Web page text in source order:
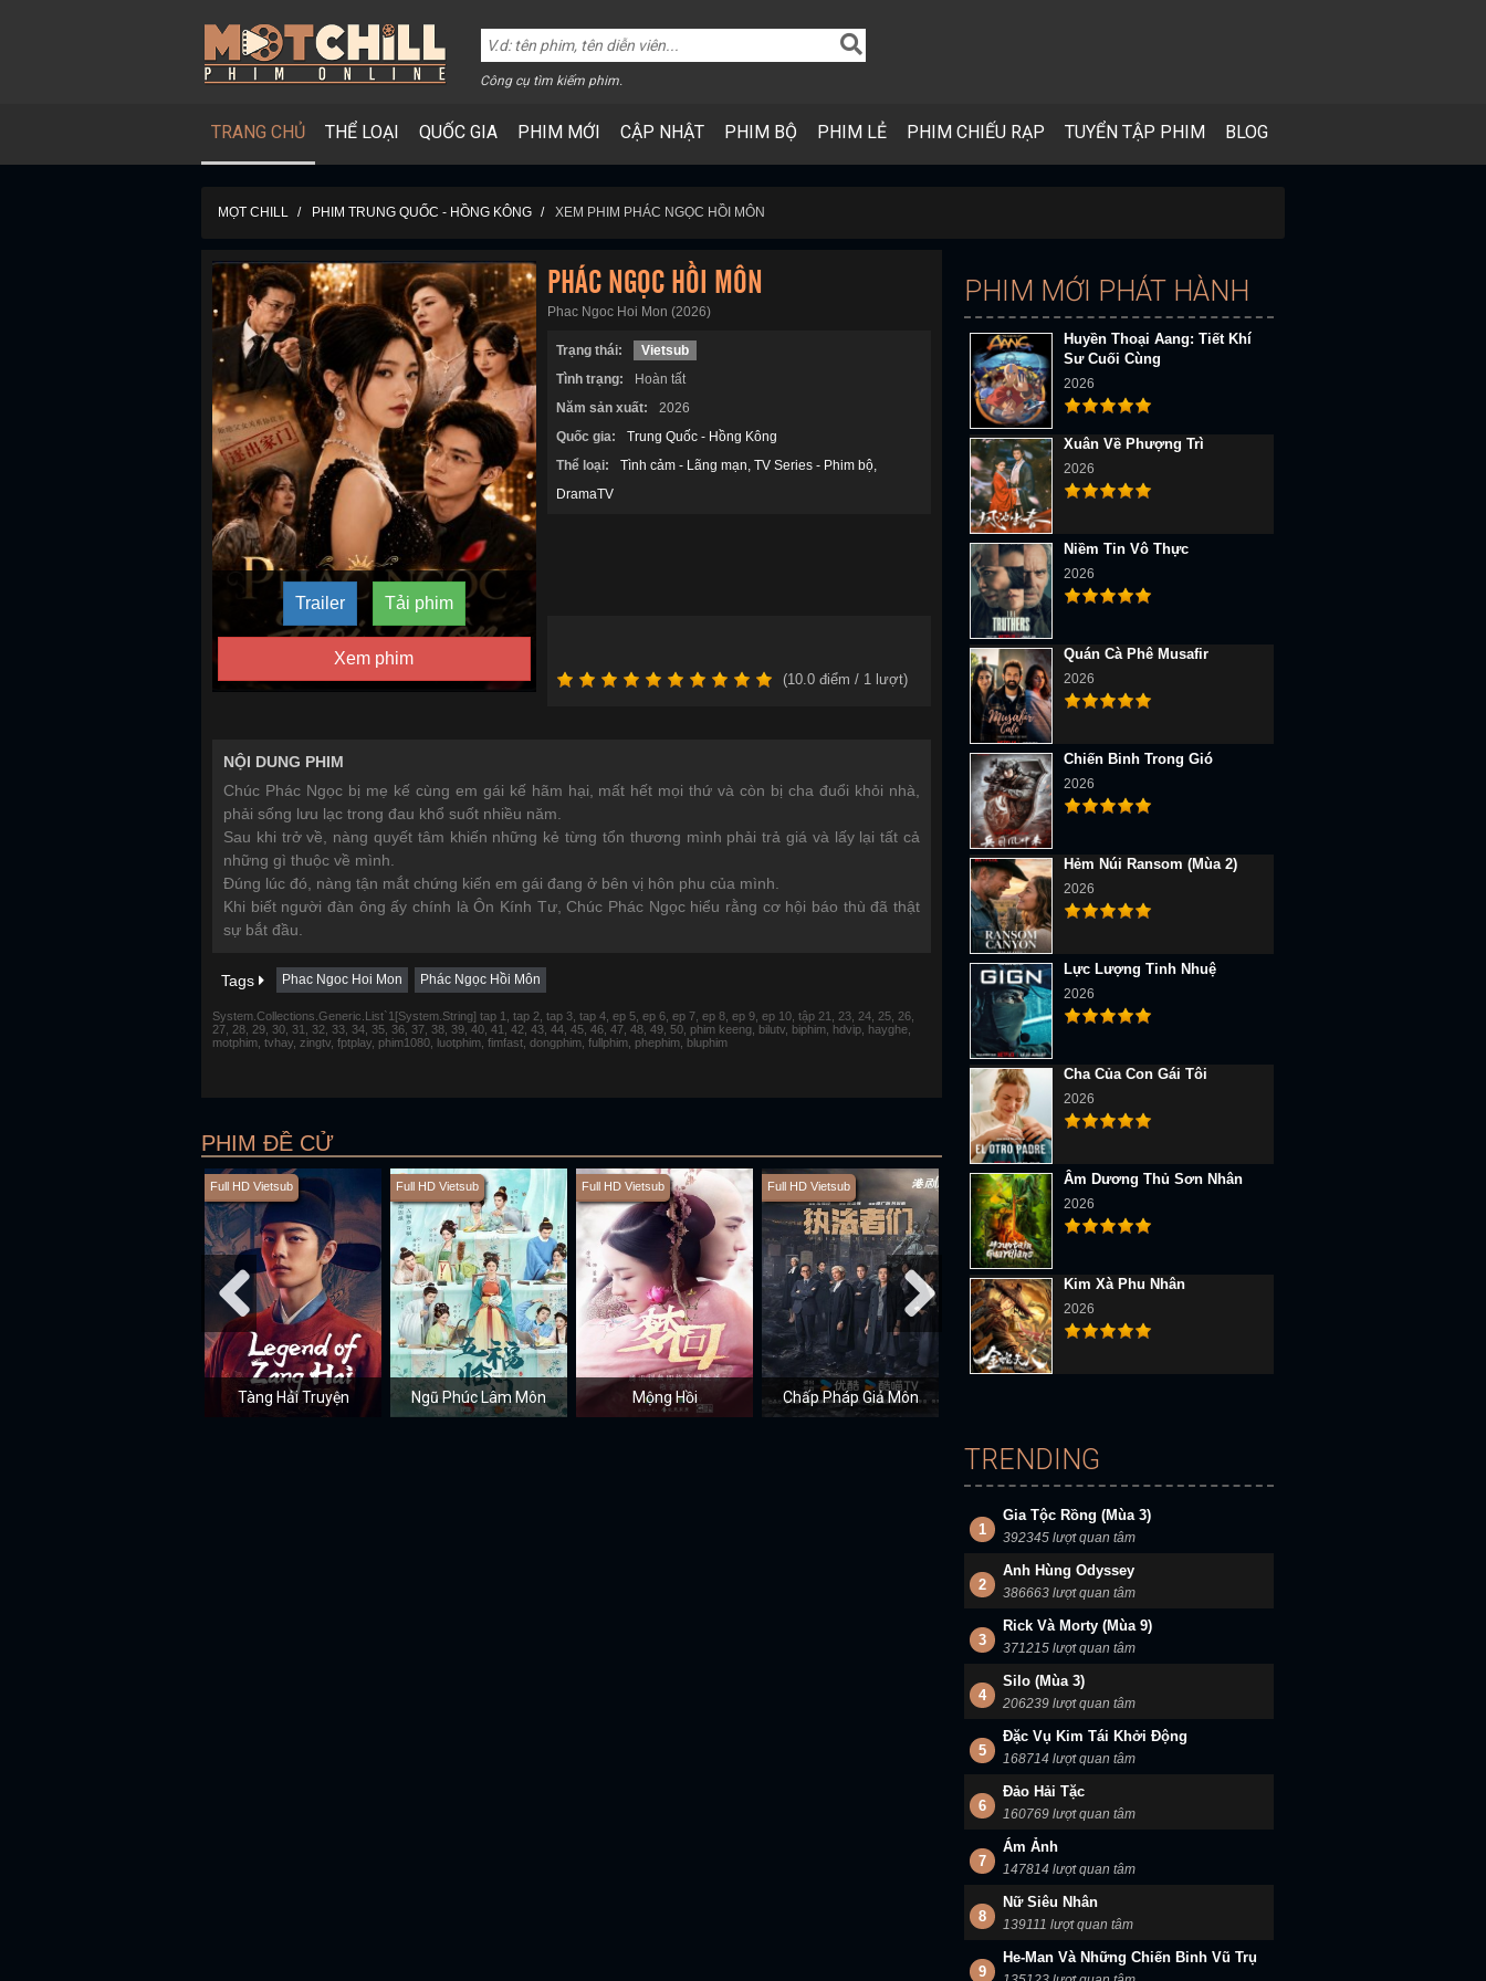
Công cụ tìm kiếm phim.
TRANG CHỦ THỂ LOẠI QUỐC GIA PHIM MỚI CẬP NHẬT PHIM BỘ PHIM LẺ PHIM CHIẾU RẠP TUYỂN TẬP PHIM BLOG
MỌT CHILL PHIM TRUNG QUỐC - HỒNG KÔNG XEM PHIM PHÁC NGỌC HỒI MÔN
Trailer Tải phim
Xem phim
PHÁC NGỌC HỒI MÔN
Phac Ngoc Hoi Mon (2026)
Trạng thái:
Vietsub
Tình trạng:
Hoàn tất
Năm sản xuất:
2026
Quốc gia:
Trung Quốc - Hồng Kông
Thể loại:
Tình cảm - Lãng mạn TV Series - Phim bộ
DramaTV
(10.0điểm / 1lượt)
NỘI DUNG PHIM
Chúc Phác Ngọc bị mẹ kế cùng em gái kế hãm hại, mất hết mọi thứ và còn bị cha đuổi khỏi nhà,
phải sống lưu lạc trong đau khổ suốt nhiều năm.
Sau khi trở về, nàng quyết tâm khiến những kẻ từng tổn thương mình phải trả giá và lấy lại tất cả
những gì thuộc về mình.
Đúng lúc đó, nàng tận mắt chứng kiến em gái đang ở bên vị hôn phu của mình.
Khi biết người đàn ông ấy chính là Ôn Kính Tư, Chúc Phác Ngọc hiểu rằng cơ hội báo thù đã thật
sự bắt đầu.
Tags Phac Ngoc Hoi Mon Phác Ngọc Hồi Môn
System.Collections.Generic.List`1[System.String] tap 1, tap 2, tap 3, tap 4, ep 5, ep 6, ep 7, ep 8, ep 9, ep 10, tập 21, 23, 24, 25, 26,
27, 28, 29, 30, 31, 32, 33, 34, 35, 36, 37, 38, 39, 40, 41, 42, 43, 44, 45, 46, 47, 48, 49, 50, phim keeng, bilutv, biphim, hdvip, hayghe,
motphim, tvhay, zingtv, fptplay, phim1080, luotphim, fimfast, dongphim, fullphim, phephim, bluphim
PHIM ĐỀ CỬ
Full HD Vietsub
Tàng Hải Truyện
Full HD Vietsub
Ngũ Phúc Lâm Môn
Full HD Vietsub
Mộng Hồi
Full HD Vietsub
Chấp Pháp Giả Môn
Full HD Vietsub Full HD Vietsub
PHIM MỚI PHÁT HÀNH
Huyền Thoại Aang: Tiết Khí
Sư Cuối Cùng
2026
Xuân Về Phượng Trì
2026
Niềm Tin Vô Thực
2026
Quán Cà Phê Musafir
2026
Chiến Binh Trong Gió
2026
Hẻm Núi Ransom (Mùa 2)
2026
Lực Lượng Tinh Nhuệ
2026
Cha Của Con Gái Tôi
2026
Âm Dương Thủ Sơn Nhân
2026
Kim Xà Phu Nhân
2026
TRENDING
1
Gia Tộc Rồng (Mùa 3)
392345 lượt quan tâm
2
Anh Hùng Odyssey
386663 lượt quan tâm
3
Rick Và Morty (Mùa 9)
371215 lượt quan tâm
4
Silo (Mùa 3)
206239 lượt quan tâm
5
Đặc Vụ Kim Tái Khởi Động
168714 lượt quan tâm
6
Đảo Hải Tặc
160769 lượt quan tâm
7
Ám Ảnh
147814 lượt quan tâm
8
Nữ Siêu Nhân
139111 lượt quan tâm
9
He-Man Và Những Chiến Binh Vũ Trụ